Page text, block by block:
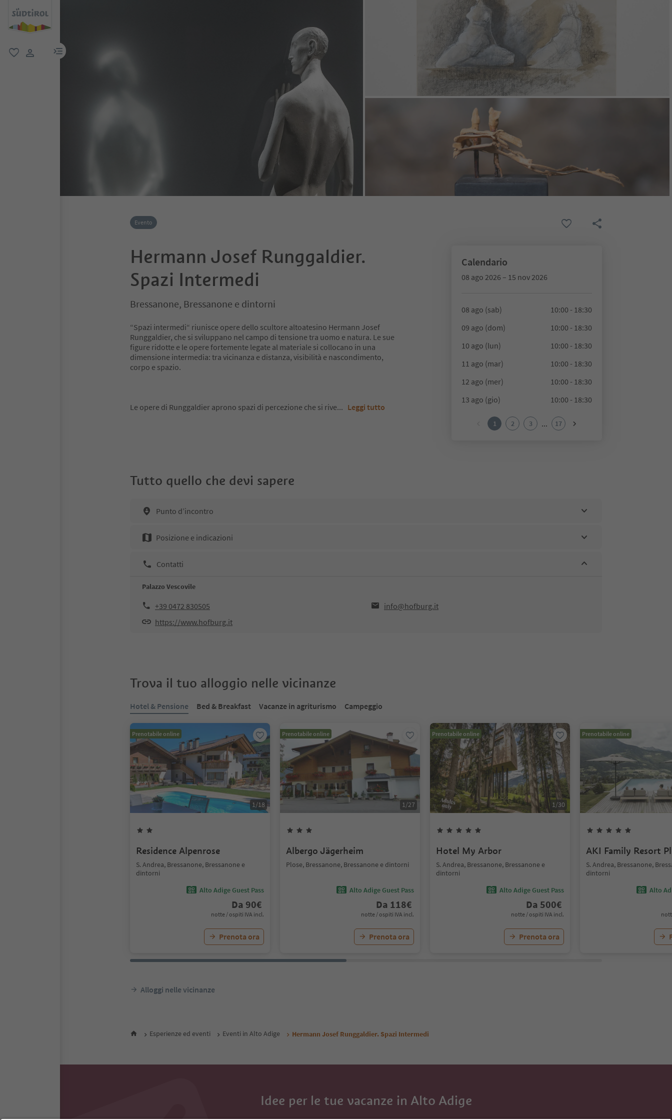
menu link
Evento
Hermann Josef Runggaldier.
Spazi Intermedi
Bressanone, Bressanone e dintorni
“Spazi intermedi“ riunisce opere dello scultore altoatesino Hermann Josef
Runggaldier, che si sviluppano nel campo di tensione tra uomo e natura. Le sue
figure ridotte e le opere fortemente legate al materiale si collocano in una
dimensione intermedia: tra vicinanza e distanza, visibilità e nascondimento,
corpo e spazio.
Le opere di Runggaldier aprono spazi di percezione che si rive... Leggi tutto
Calendario
08 ago 2026 – 15 nov 2026
08 ago (sab)
10:00 - 18:30
09 ago (dom)
10:00 - 18:30
10 ago (lun)
10:00 - 18:30
11 ago (mar)
10:00 - 18:30
12 ago (mer)
10:00 - 18:30
13 ago (gio)
10:00 - 18:30
1 2 3 ... 17
Tutto quello che devi sapere
Punto d’incontro
Posizione e indicazioni
Contatti
Palazzo Vescovile
+39 0472 830505
info@hofburg.it
https://www.hofburg.it
Trova il tuo alloggio nelle vicinanze
Hotel & Pensione Bed & Breakfast Vacanze in agriturismo Campeggio
Prenotabile online
1/18
Residence Alpenrose
S. Andrea, Bressanone, Bressanone e
dintorni
Alto Adige Guest Pass
Da 90€
notte / ospiti IVA incl.
Prenota ora
Prenotabile online
1/27
Albergo Jägerheim
Plose, Bressanone, Bressanone e dintorni
Alto Adige Guest Pass
Da 118€
notte / ospiti IVA incl.
Prenota ora
Prenotabile online
1/30
Hotel My Arbor
S. Andrea, Bressanone, Bressanone e
dintorni
Alto Adige Guest Pass
Da 500€
notte / ospiti IVA incl.
Prenota ora
Prenotabile online
AKI Family Resort
S. Andrea, Bressanone,
dintorni
Alto
Alloggi nelle vicinanze
Esperienze ed eventi Eventi in Alto Adige Hermann Josef Runggaldier. Spazi Intermedi
Idee per le tue vacanze in Alto Adige